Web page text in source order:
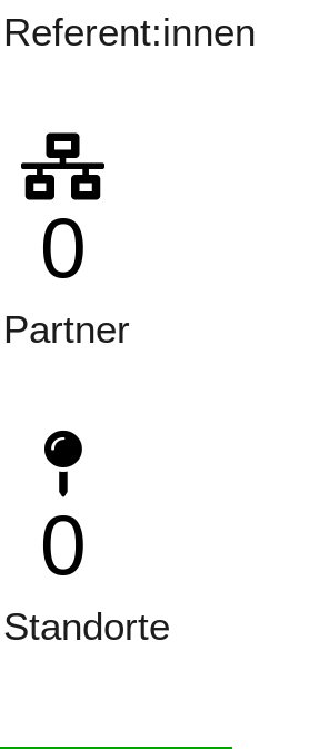
Referent:innen
0
Partner
0
Standorte